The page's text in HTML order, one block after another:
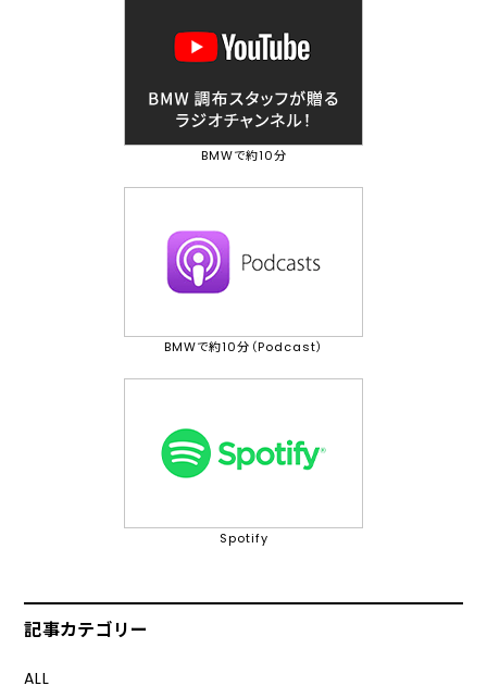
BMWで約10分
BMWで約10分（Podcast）
Spotify
記事カテゴリー
ALL